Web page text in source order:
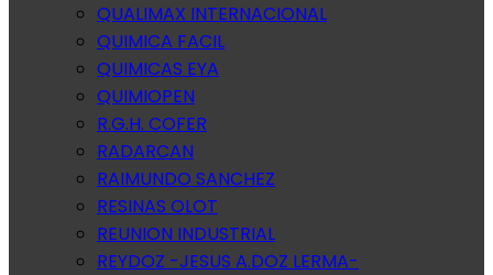
QUALIMAX INTERNACIONAL
QUIMICA FACIL
QUIMICAS EYA
QUIMIOPEN
R.G.H. COFER
RADARCAN
RAIMUNDO SANCHEZ
RESINAS OLOT
REUNION INDUSTRIAL
REYDOZ -JESUS A.DOZ LERMA-